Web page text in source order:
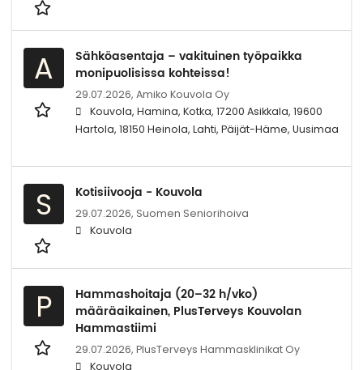
A
Sähköasentaja – vakituinen työpaikka
monipuolisissa kohteissa!
29.07.2026, Amiko Kouvola Oy
Kouvola, Hamina, Kotka, 17200 Asikkala, 19600
Hartola, 18150 Heinola, Lahti, Päijät-Häme, Uusimaa
S Kotisiivooja - Kouvola
29.07.2026, Suomen Seniorihoiva
Kouvola
P
Hammashoitaja (20–32 h/vko)
määräaikainen, PlusTerveys Kouvolan
Hammastiimi
29.07.2026, PlusTerveys Hammasklinikat Oy
Kouvola